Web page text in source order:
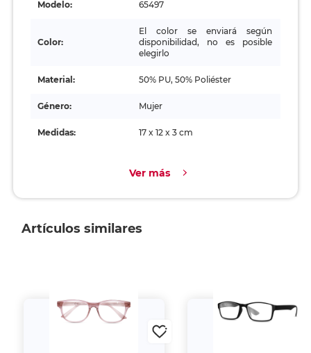
Modelo: 65497
Color:
El color se enviará según
disponibilidad, no es posible
elegirlo
Material: 50% PU, 50% Poliéster
Género: Mujer
Medidas: 17 x 12 x 3 cm
Ver más
Artículos similares